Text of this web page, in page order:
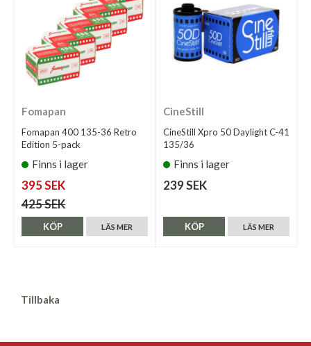
Fomapan
Fomapan 400 135-36 Retro
Edition 5-pack
Finns i lager
395 SEK
425 SEK
LÄS MER
KÖP
CineStill
CineStill Xpro 50 Daylight C-41
135/36
Finns i lager
239 SEK
LÄS MER
KÖP
Tillbaka